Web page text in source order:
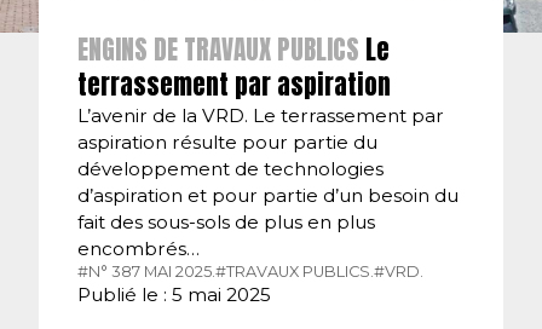
ENGINS DE TRAVAUX PUBLICS Le
terrassement par aspiration
L’avenir de la VRD. Le terrassement par
aspiration résulte pour partie du
développement de technologies
d’aspiration et pour partie d’un besoin du
fait des sous-sols de plus en plus
encombrés…
#N° 387 MAI 2025. #TRAVAUX PUBLICS. #VRD.
Publié le : 5 mai 2025